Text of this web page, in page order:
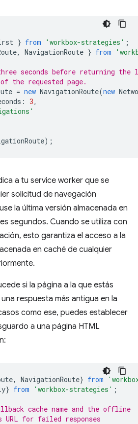
} from 'workbox-strategies' ;
, NavigationRoute } from
seconds before returning the
the requested page.
= new NavigationRoute(new
: 3,
);
a tu service worker que se
solicitud de navegación
la última versión almacenada en
segundos. Cuando se utiliza con
esto garantiza el acceso a la
en caché de cualquier
si la página a la que estás
respuesta más antigua en la
como ese, puedes establecer
a una página HTML
, NavigationRoute} from
} from 'workbox-strategies' ;
cache name and the offline
for failed responses